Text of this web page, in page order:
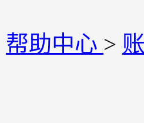
帮助中心 >